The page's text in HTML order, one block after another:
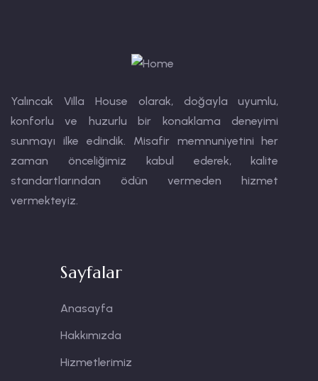
Yalıncak Villa House olarak, doğayla uyumlu,
konforlu ve huzurlu bir konaklama deneyimi
sunmayı ilke edindik. Misafir memnuniyetini her
zaman önceliğimiz kabul ederek, kalite
standartlarından ödün vermeden hizmet
vermekteyiz.
Sayfalar
Anasayfa
Hakkımızda
Hizmetlerimiz